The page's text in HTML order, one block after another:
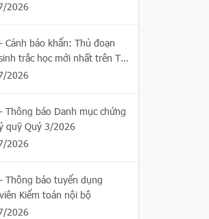
2026
Cảnh báo khẩn: Thủ đoạn
trắc học mới nhất trên Thị
khoán
2026
Thông báo Danh mục chứng
quỹ Quý 3/2026
2026
Thông báo tuyển dụng
Kiểm toán nội bộ
2026